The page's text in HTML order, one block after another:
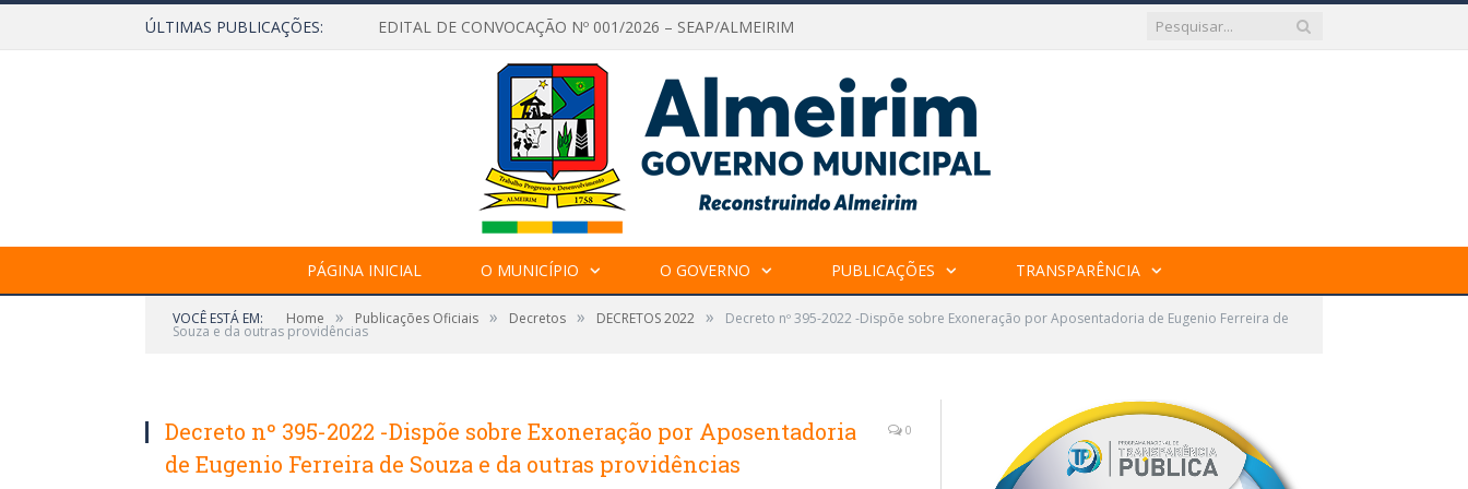
ÚLTIMAS PUBLICAÇÕES: EDITAL DE CONVOCAÇÃO Nº 001/2026 – SEAP/ALMEIRIM
PÁGINA INICIAL O MUNICÍPIO O GOVERNO PUBLICAÇÕES TRANSPARÊNCIA
VOCÊ ESTÁ EM: Home » Publicações Oficiais » Decretos » DECRETOS 2022 » Decreto nº 395-2022 -Dispõe sobre Exoneração por Aposentadoria de Eugenio Ferreira de
Souza e da outras providências
Decreto nº 395-2022 -Dispõe sobre Exoneração por Aposentadoria
de Eugenio Ferreira de Souza e da outras providências
0